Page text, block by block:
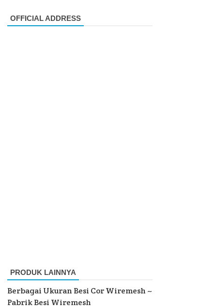
OFFICIAL ADDRESS
PRODUK LAINNYA
Berbagai Ukuran Besi Cor Wiremesh ~
Pabrik Besi Wiremesh